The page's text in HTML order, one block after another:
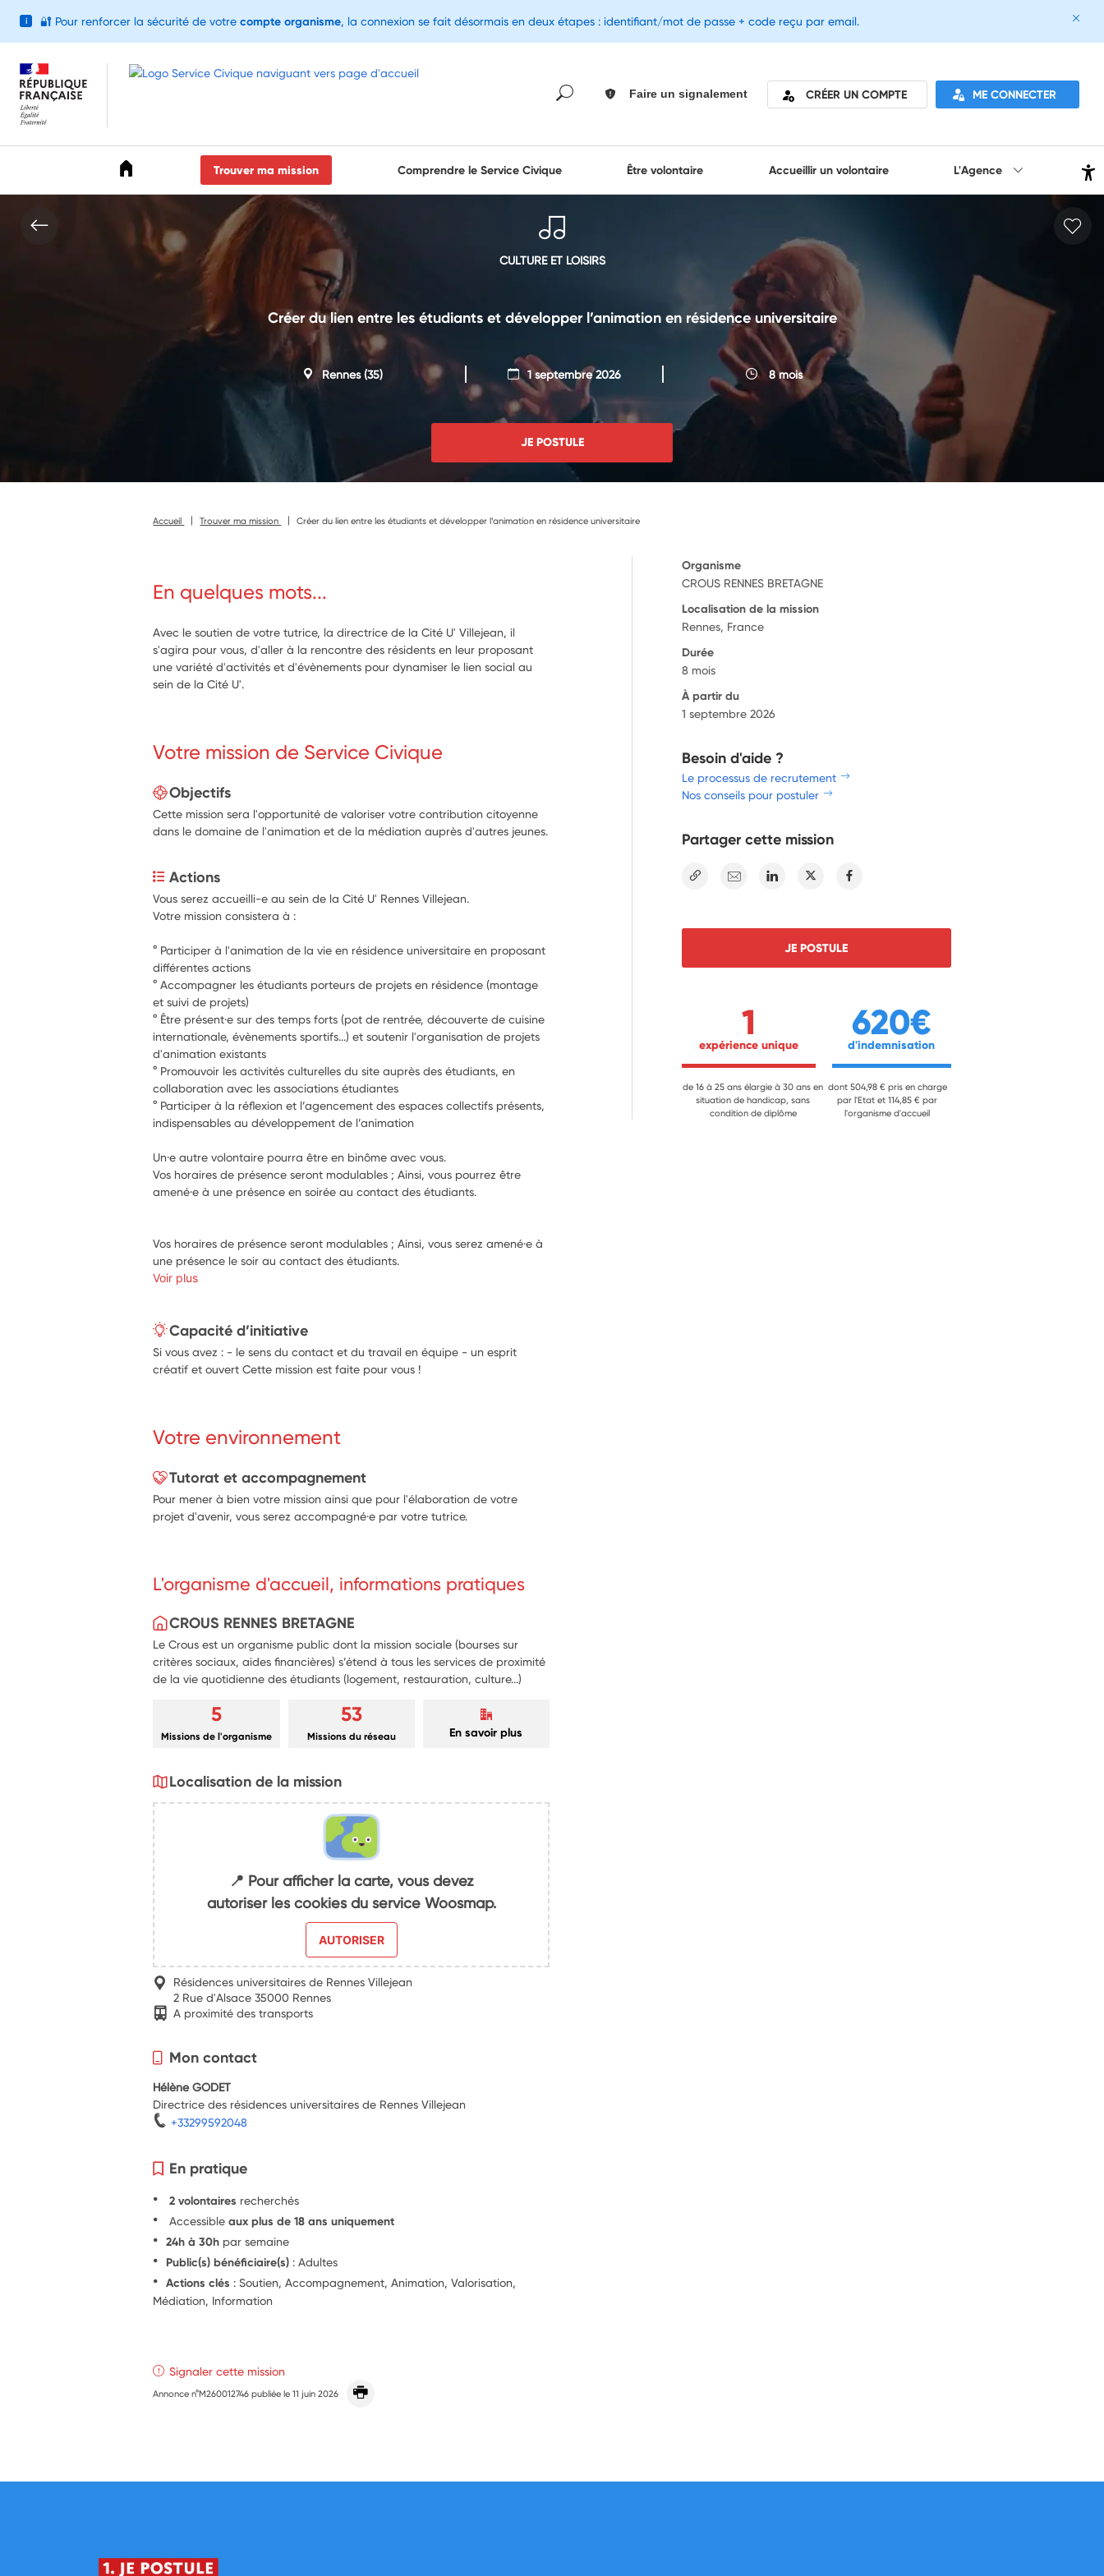
Faire un signalement CRÉER UN COMPTE ME CONNECTER
Trouver ma mission Comprendre le Service Civique Être volontaire Accueillir un volontaire L'Agence
CULTURE ET LOISIRS
Créer du lien entre les étudiants et développer l’animation en résidence universitaire
Rennes(35) 1 septembre 2026 8 mois
JE POSTULE
Accueil Trouver ma mission Créer du lien entre les étudiants et développer l’animation en résidence universitaire
En quelques mots...
Avec le soutien de votre tutrice, la directrice de la Cité U' Villejean, il
s'agira pour vous, d'aller à la rencontre des résidents en leur proposant
une variété d'activités et d'évènements pour dynamiser le lien social au
sein de la Cité U'.
Votre mission de Service Civique
Objectifs
Cette mission sera l'opportunité de valoriser votre contribution citoyenne
dans le domaine de l'animation et de la médiation auprès d'autres jeunes.
Actions
Vous serez accueilli-e au sein de la Cité U' Rennes Villejean.
Votre mission consistera à :
° Participer à l'animation de la vie en résidence universitaire en proposant
différentes actions
° Accompagner les étudiants porteurs de projets en résidence (montage
et suivi de projets)
° Être présent·e sur des temps forts (pot de rentrée, découverte de cuisine
internationale, évènements sportifs...) et soutenir l'organisation de projets
d'animation existants
° Promouvoir les activités culturelles du site auprès des étudiants, en
collaboration avec les associations étudiantes
﻿° Participer à la réflexion et l’agencement des espaces collectifs présents,
Un·e autre volontaire pourra être en binôme avec vous.
Vos horaires de présence seront modulables ; Ainsi, vous pourrez être
amené·e à une présence en soirée au contact des étudiants.
Vos horaires de présence seront modulables ; Ainsi, vous serez amené·e à
une présence le soir au contact des étudiants.
Voir plus
Capacité d’initiative
Si vous avez : - le sens du contact et du travail en équipe - un esprit
créatif et ouvert Cette mission est faite pour vous !
Votre environnement
Tutorat et accompagnement
Pour mener à bien votre mission ainsi que pour l'élaboration de votre
projet d'avenir, vous serez accompagné·e par votre tutrice.
L'organisme d'accueil, informations pratiques
CROUS RENNES BRETAGNE
Le Crous est un organisme public dont la mission sociale (bourses sur
critères sociaux, aides financières) s’étend à tous les services de proximité
de la vie quotidienne des étudiants (logement, restauration, culture...)
5
Missions de l'organisme
53
Missions du réseau En savoir plus
Localisation de la mission
📍 Pour afficher la carte, vous devez
autoriser les cookies du service Woosmap.
AUTORISER
Résidences universitaires de Rennes Villejean
2 Rue d'Alsace 35000 Rennes
A proximité des transports
Mon contact
Hélène GODET
Directrice des résidences universitaires de Rennes Villejean
+33299592048
En pratique
2 volontaires recherchés
Accessibleaux plus de 18 ans uniquement
24h à 30h par semaine
Public(s) bénéficiaire(s) : Adultes
Actions clés : Soutien, Accompagnement, Animation, Valorisation,
Médiation, Information
Signaler cette mission
Annonce n°M260012746 publiée le11 juin 2026
Organisme
CROUS RENNES BRETAGNE
Localisation de la mission
Rennes, France
Durée
8 mois
À partir du
1 septembre 2026
Besoin d'aide ?
Le processus de recrutement
Nos conseils pour postuler
Partager cette mission
E-mail Linkedin Twitter
JE POSTULE
1
expérience unique
de 16 à 25 ans élargie à 30 ans en
situation de handicap, sans
condition de diplôme
620€
d'indemnisation
dont 504,98 € pris en charge
par l'Etat et 114,85 € par
l'organisme d'accueil
i 🔐 Pour renforcer la sécurité de votre compte organisme, la connexion se fait désormais en deux étapes : identifiant/mot de passe + code reçu par email.